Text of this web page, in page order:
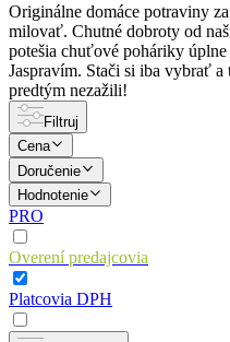
Originálne domáce potraviny
milovať. Chutné dobroty od
potešia chuťové poháriky
Jaspravím. Stači si iba vybrať
predtým nezažili!
Filtruj
Cena
Doručenie
Hodnotenie
PRO
Overení predajcovia
Platcovia DPH